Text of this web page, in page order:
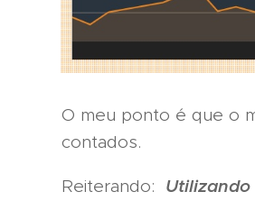
O meu ponto é que o
contados.
Reiterando: